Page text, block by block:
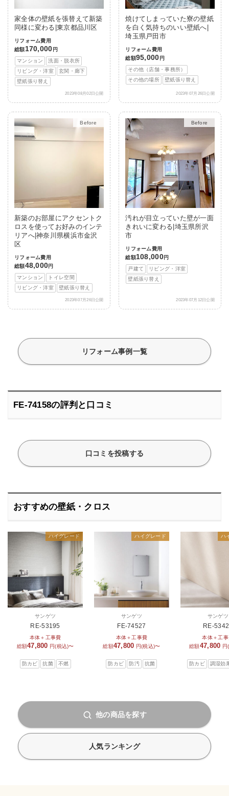
家全体の壁紙を張替えて新築
同様に変わる|東京都品川区
リフォーム費用
総額170,000 円
マンション
洗面・脱衣所
リビング・洋室
玄関・廊下
壁紙張り替え
2023年08月02日公開
焼けてしまっていた寮の壁紙
を白く気持ちのいい壁紙へ|
埼玉県戸田市
リフォーム費用
総額95,000 円
その他（店舗・事務所）
その他の場所
壁紙張り替え
2023年07月26日公開
Before
After
新築のお部屋にアクセントク
ロスを使ってお好みのインテ
リアへ|神奈川県横浜市金沢
区
リフォーム費用
総額48,000円
マンション
トイレ空間
リビング・洋室
壁紙張り替え
2023年07月26日公開
Before
After
汚れが目立っていた壁が一面
きれいに変わる|埼玉県所沢
市
リフォーム費用
総額108,000円
戸建て
リビング・洋室
壁紙張り替え
2023年07月12日公開
リフォーム事例一覧
FE-74158の評判と口コミ
口コミを投稿する
おすすめの壁紙・クロス
サンゲツ
RE-53195
本体＋工事費
総額47,800 円(税込)〜
防カビ 抗菌 不燃
ハイグレード
サンゲツ
FE-74527
本体＋工事費
総額47,800 円(税込)〜
防カビ 防汚 抗菌
ハイグレード
サンゲツ
RE-
本体＋工
総額47,800 円
防カビ 調湿効
ハ
他の商品を探す
人気ランキング